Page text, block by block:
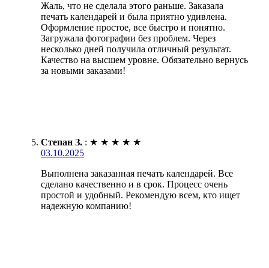
Жаль, что не сделала этого раньше. Заказала
печать календарей и была приятно удивлена.
Оформление простое, все быстро и понятно.
Загружала фотографии без проблем. Через
несколько дней получила отличный результат.
Качество на высшем уровне. Обязательно вернусь
за новыми заказами!
Степан З. : ★ ★ ★ ★ ★
03.10.2025
Выполнена заказанная печать календарей. Все
сделано качественно и в срок. Процесс очень
простой и удобный. Рекомендую всем, кто ищет
надежную компанию!